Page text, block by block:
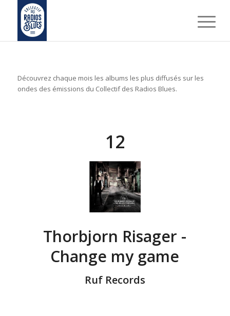
Découvrez chaque mois les albums les plus diffusés sur les
ondes des émissions du Collectif des Radios Blues.
12
Thorbjorn Risager -
Change my game
Ruf Records